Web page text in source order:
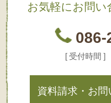
お気軽にお問い
086-
[ 受付時間
資料請求・お問